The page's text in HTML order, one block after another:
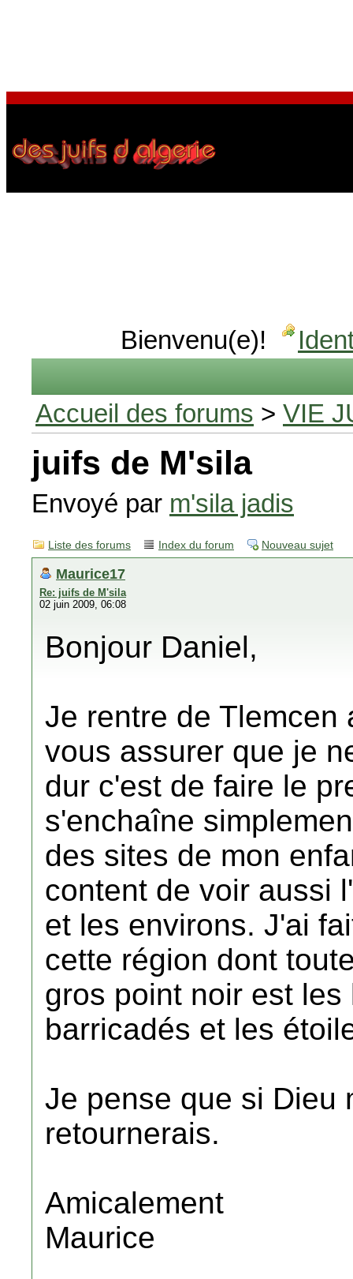
Bienvenu(e)!
Accueil des forums > VIE
juifs de M'sila
Envoyé par m'sila jadis
Liste des forums Index du forum Nouveau sujet
Maurice17
Re: juifs de M'sila
02 juin 2009, 06:08
Bonjour Daniel,
Je rentre de Tlemcen
vous assurer que je
dur c'est de faire le
s'enchaîne
des sites de mon
content de voir aussi
et les environs. J'ai
cette région dont
gros point noir est
barricadés et les
Je pense que si Dieu
retournerais.
Amicalement
Maurice